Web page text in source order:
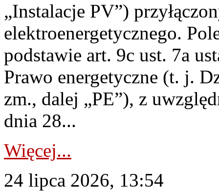
„Instalacje PV”)
elektroenergetycznego.
podstawie art. 9c ust. 7a
Prawo energetyczne (t. j.
zm., dalej „PE”), z
dnia 28...
Więcej...
24 lipca 2026, 13:54